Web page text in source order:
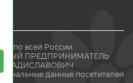
по всей России
ПРЕДПРИНИМАТЕЛЬ
ВЛАДИСЛАВОВИЧ
данные посетителей